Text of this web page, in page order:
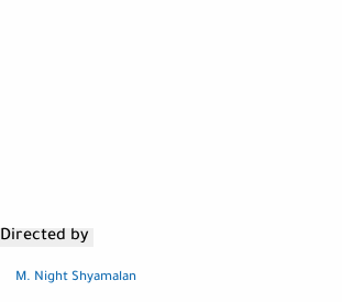
Directed by
M. Night Shyamalan